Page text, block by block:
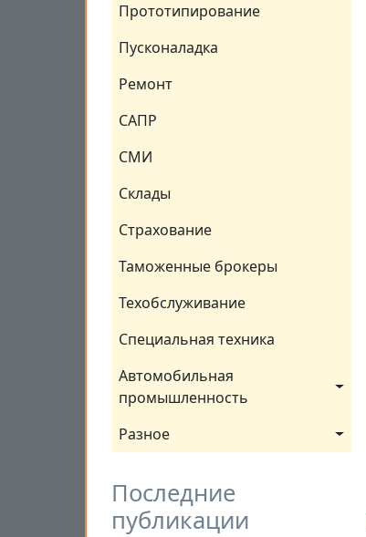
Прототипирование
Пусконаладка
Ремонт
САПР
СМИ
Склады
Страхование
Таможенные брокеры
Техобслуживание
Специальная техника
Автомобильная
промышленность
Разное
Последние
публикации